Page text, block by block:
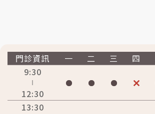
門診資訊 一 二 三 四
9:30
12:30
13:30